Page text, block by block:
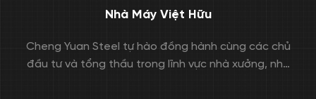
Nhà Máy Việt Hữu
Cheng Yuan Steel tự hào đồng hành cùng các chủ
đầu tư và tổng thầu trong lĩnh vực nhà xưởng, nhà